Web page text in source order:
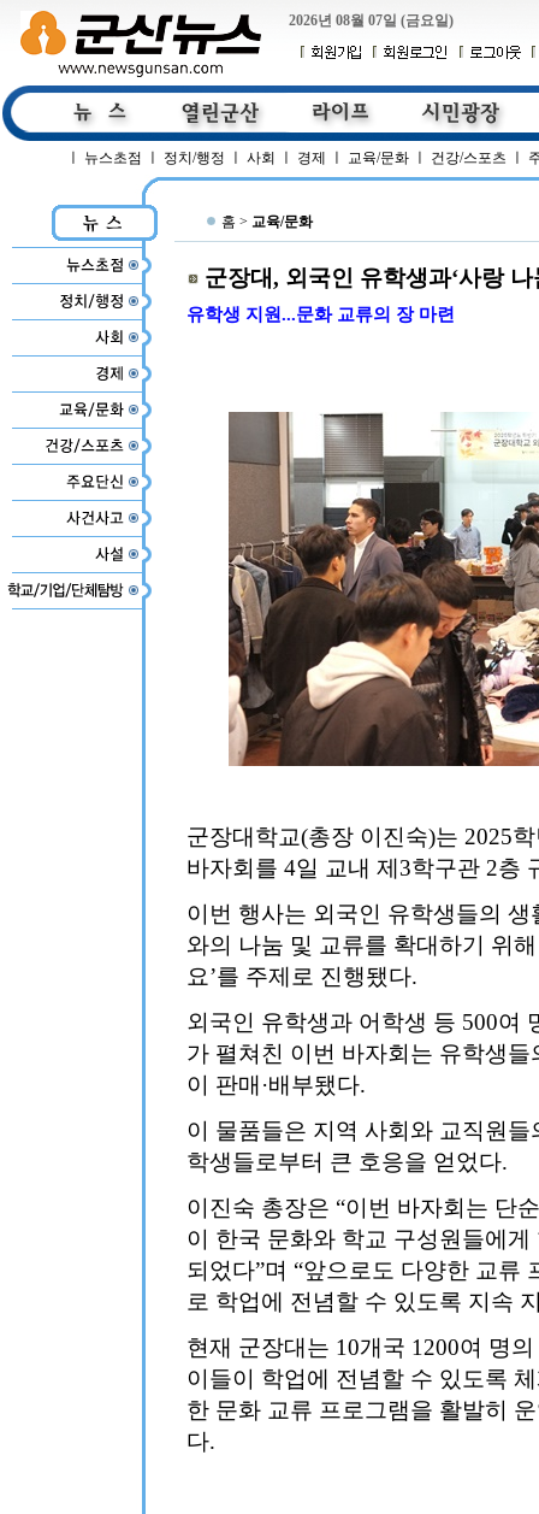
2026년 08월 07일 (금요일)
뉴스초점 정치/행정 사회 경제 교육/문화 건강/스포츠
홈 > 교육/문화
군장대, 외국인 유학생과‘사랑
유학생 지원...문화 교류의 장 마련
군장대학교(총장 이진숙)는 2025
바자회를 4일 교내 제3학구관 2층
이번 행사는 외국인 유학생들의
와의 나눔 및 교류를 확대하기 위
요’를 주제로 진행됐다.
외국인 유학생과 어학생 등 500여
가 펼쳐친 이번 바자회는 유학생
이 판매·배부됐다.
이 물품들은 지역 사회와 교직원
학생들로부터 큰 호응을 얻었다.
이진숙 총장은 “이번 바자회는 단
이 한국 문화와 학교 구성원들에
되었다”며 “앞으로도 다양한 교류
로 학업에 전념할 수 있도록 지속
현재 군장대는 10개국 1200여 명
이들이 학업에 전념할 수 있도록
한 문화 교류 프로그램을 활발히
다.